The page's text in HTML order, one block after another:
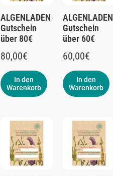
ALGENLADEN
Gutschein
über 80€
80,00€
In den
Warenkorb
ALGENLADEN
Gutschein
über 60€
60,00€
In den
Warenkorb